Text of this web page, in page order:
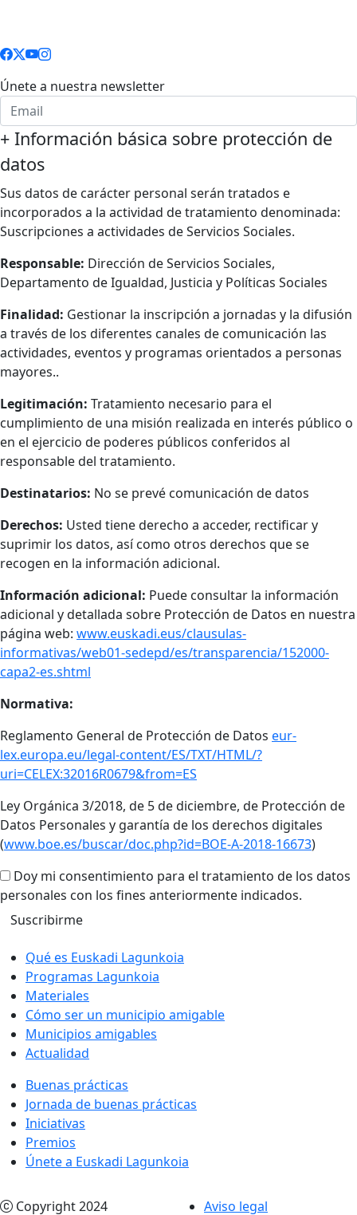
Qué es Euskadi Lagunkoia
Programas Lagunkoia
Materiales
Cómo ser un municipio amigable
Municipios amigables
Actualidad
Buenas prácticas
Jornada de buenas prácticas
Iniciativas
Premios
Únete a Euskadi Lagunkoia
Únete a nuestra newsletter
+ Información básica sobre protección de
datos
Sus datos de carácter personal serán tratados e
incorporados a la actividad de tratamiento denominada:
Suscripciones a actividades de Servicios Sociales.
Responsable: Dirección de Servicios Sociales,
Departamento de Igualdad, Justicia y Políticas Sociales
Finalidad: Gestionar la inscripción a jornadas y la difusión
a través de los diferentes canales de comunicación las
actividades, eventos y programas orientados a personas
mayores..
Legitimación: Tratamiento necesario para el
cumplimiento de una misión realizada en interés público o
en el ejercicio de poderes públicos conferidos al
responsable del tratamiento.
Destinatarios: No se prevé comunicación de datos
Derechos: Usted tiene derecho a acceder, rectificar y
suprimir los datos, así como otros derechos que se
recogen en la información adicional.
Información adicional: Puede consultar la información
adicional y detallada sobre Protección de Datos en nuestra
página web: www.euskadi.eus/clausulas-
informativas/web01-sedepd/es/transparencia/152000-
capa2-es.shtml
Normativa:
Reglamento General de Protección de Datos eur-
lex.europa.eu/legal-content/ES/TXT/HTML/?
uri=CELEX:32016R0679&from=ES
Ley Orgánica 3/2018, de 5 de diciembre, de Protección de
Datos Personales y garantía de los derechos digitales
(www.boe.es/buscar/doc.php?id=BOE-A-2018-16673)
Doy mi consentimiento para el tratamiento de los datos
personales con los fines anteriormente indicados.
Copyright 2024 Aviso legal